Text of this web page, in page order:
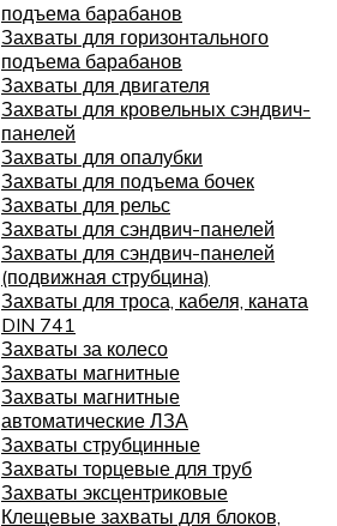
подъема барабанов
Захваты для горизонтального
подъема барабанов
Захваты для двигателя
Захваты для кровельных сэндвич-
панелей
Захваты для опалубки
Захваты для подъема бочек
Захваты для рельс
Захваты для сэндвич-панелей
Захваты для сэндвич-панелей
(подвижная струбцина)
Захваты для троса, кабеля, каната
DIN 741
Захваты за колесо
Захваты магнитные
Захваты магнитные
автоматические ЛЗА
Захваты струбцинные
Захваты торцевые для труб
Захваты эксцентриковые
Клещевые захваты для блоков,